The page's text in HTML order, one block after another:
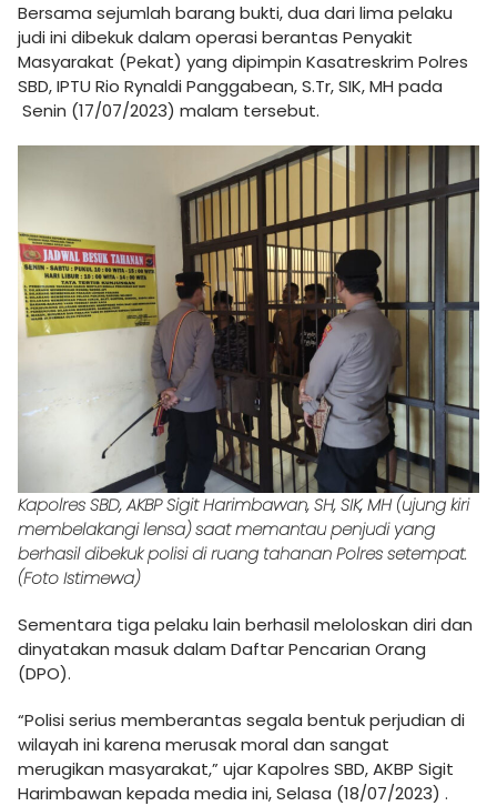
Bersama sejumlah barang bukti, dua dari lima pelaku
judi ini dibekuk dalam operasi berantas Penyakit
Masyarakat (Pekat) yang dipimpin Kasatreskrim Polres
SBD, IPTU Rio Rynaldi Panggabean, S.Tr, SIK, MH pada
Senin (17/07/2023) malam tersebut.
Kapolres SBD, AKBP Sigit Harimbawan, SH, SIK, MH (ujung kiri
membelakangi lensa) saat memantau penjudi yang
berhasil dibekuk polisi di ruang tahanan Polres setempat.
(Foto Istimewa)
Sementara tiga pelaku lain berhasil meloloskan diri dan
dinyatakan masuk dalam Daftar Pencarian Orang
(DPO).
“Polisi serius memberantas segala bentuk perjudian di
wilayah ini karena merusak moral dan sangat
merugikan masyarakat,” ujar Kapolres SBD, AKBP Sigit
Harimbawan kepada media ini, Selasa (18/07/2023) .